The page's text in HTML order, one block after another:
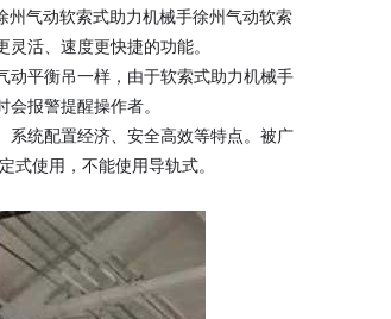
州气动软索式助力机械手徐州气动软索
活、速度更快捷的功能。
动平衡吊一样，由于软索式助力机械手
报警提醒操作者。
系统配置经济、安全高效等特点。被广
式使用，不能使用导轨式。